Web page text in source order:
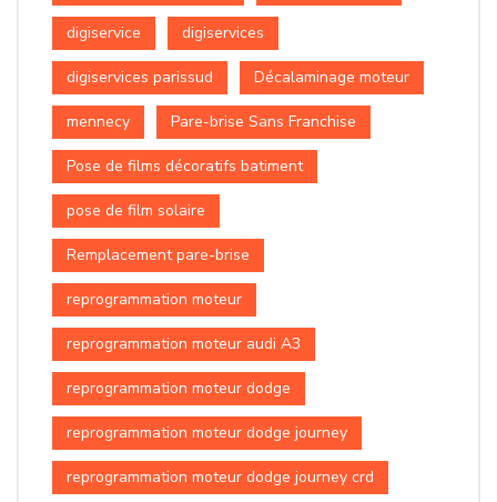
digiservice digiservices
digiservices parissud Décalaminage moteur
mennecy Pare-brise Sans Franchise
Pose de films décoratifs batiment
pose de film solaire
Remplacement pare-brise
reprogrammation moteur
reprogrammation moteur audi A3
reprogrammation moteur dodge
reprogrammation moteur dodge journey
reprogrammation moteur dodge journey crd